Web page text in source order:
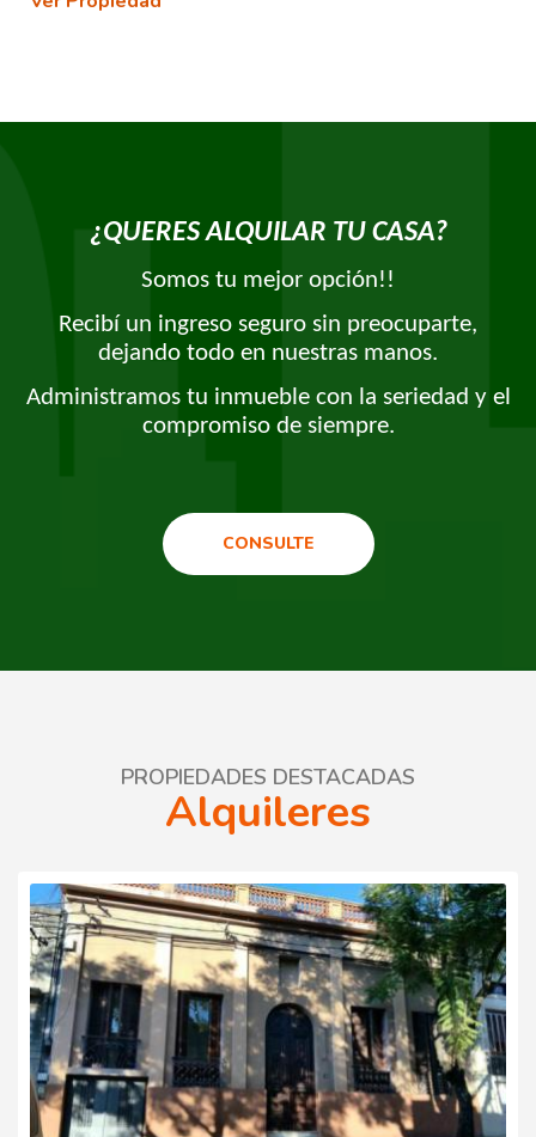
¿QUERES ALQUILAR TU CASA?
Somos tu mejor opción!!
Recibí un ingreso seguro sin preocuparte,
dejando todo en nuestras manos.
Administramos tu inmueble con la seriedad y el
compromiso de siempre.
CONSULTE
PROPIEDADES DESTACADAS
Alquileres